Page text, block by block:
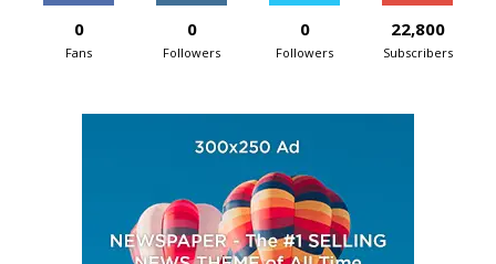
0
Fans
0
Followers
0
Followers
22,800
Subscribers